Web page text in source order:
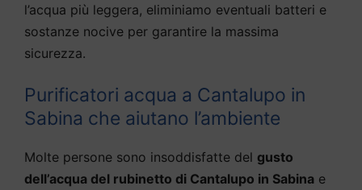
l’acqua più leggera, eliminiamo eventuali batteri e
sostanze nocive per garantire la massima
sicurezza.
Purificatori acqua a Cantalupo in
Sabina che aiutano l’ambiente
Molte persone sono insoddisfatte del gusto
dell’acqua del rubinetto di Cantalupo in Sabina e